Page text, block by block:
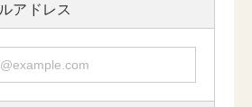
アドレス